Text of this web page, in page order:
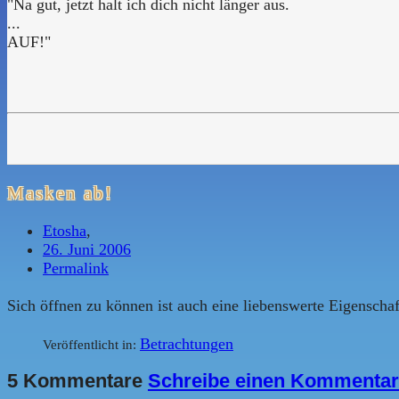
"Na gut, jetzt halt ich dich nicht länger aus.
...
AUF!"
Masken ab!
Etosha,
26. Juni 2006
Permalink
Sich öffnen zu können ist auch eine liebenswerte
Veröffentlicht in: Betrachtungen
5 Kommentare Schreibe einen Kommentar